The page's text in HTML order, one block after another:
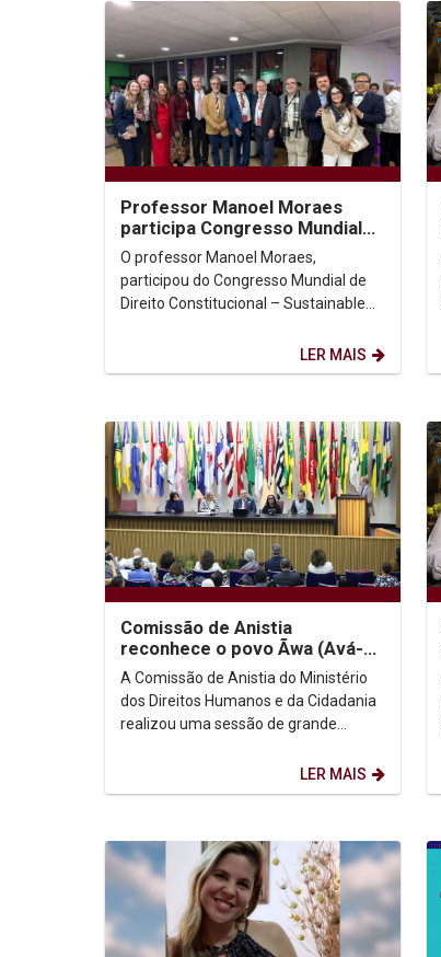
Professor Manoel Moraes
participa Congresso Mundial
de Direito Constitucional, na
Colômbia.
O professor Manoel Moraes,
participou do Congresso Mundial de
Direito Constitucional – Sustainable
LER MAIS
Comissão de Anistia
reconhece o povo Ãwa (Avá-
Canoeiro do Araguaia) como
anistiado político coletivo
A Comissão de Anistia do Ministério
dos Direitos Humanos e da Cidadania
realizou uma sessão de grande
LER MAIS